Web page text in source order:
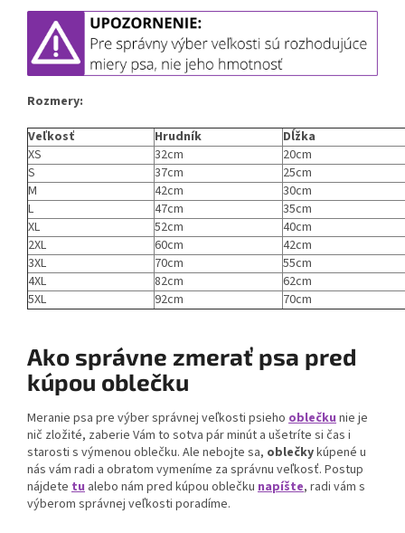
Rozmery:
Veľkosť
Hrudník
Dĺžka
XS
32cm
20cm
S
37cm
25cm
M
42cm
30cm
L
47cm
35cm
XL
52cm
40cm
2XL
60cm
42cm
3XL
70cm
55cm
4XL
82cm
62cm
5XL
92cm 70cm
Ako správne zmerať psa pred
kúpou oblečku
Meranie psa pre výber správnej veľkosti psieho oblečkunie je
nič zložité, zaberie Vám to sotva pár minút a ušetríte si čas i
starosti s výmenou oblečku. Ale nebojte sa, oblečkykúpené u
nás vám radi a obratom vymeníme za správnu veľkosť. Postup
nájdete tu alebo nám pred kúpou oblečku napíšte, radi vám s
výberom správnej veľkosti poradíme.